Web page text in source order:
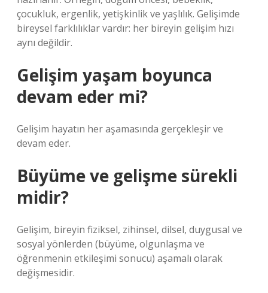
çocukluk, ergenlik, yetişkinlik ve yaşlılık. Gelişimde
bireysel farklılıklar vardır: her bireyin gelişim hızı
aynı değildir.
Gelişim yaşam boyunca
devam eder mi?
Gelişim hayatın her aşamasında gerçekleşir ve
devam eder.
Büyüme ve gelişme sürekli
midir?
Gelişim, bireyin fiziksel, zihinsel, dilsel, duygusal ve
sosyal yönlerden (büyüme, olgunlaşma ve
öğrenmenin etkileşimi sonucu) aşamalı olarak
değişmesidir.